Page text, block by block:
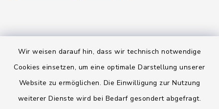
Wir weisen darauf hin, dass wir technisch notwendige
Cookies einsetzen, um eine optimale Darstellung unserer
Website zu ermöglichen. Die Einwilligung zur Nutzung
weiterer Dienste wird bei Bedarf gesondert abgefragt.
Kontakt